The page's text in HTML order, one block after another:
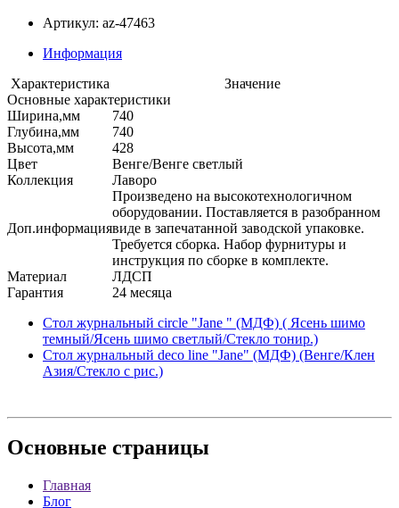
Артикул: az-47463
Информация
Характеристика
Значение
Основные характеристики
Ширина,мм
740
Глубина,мм
740
Высота,мм
428
Цвет
Венге/Венге светлый
Коллекция
Лаворо
Доп.информация
Произведено на высокотехнологичном
оборудовании. Поставляется в разобранном
виде в запечатанной заводской упаковке.
Требуется сборка. Набор фурнитуры и
инструкция по сборке в комплекте.
Материал
ЛДСП
Гарантия
24 месяца
Стол журнальный circle "Jane " (МДФ) ( Ясень шимо
темный/Ясень шимо светлый/Стекло тонир.)
Стол журнальный deco line "Jane" (МДФ) (Венге/Клен
Азия/Стекло с рис.)
Основные страницы
Главная
Блог